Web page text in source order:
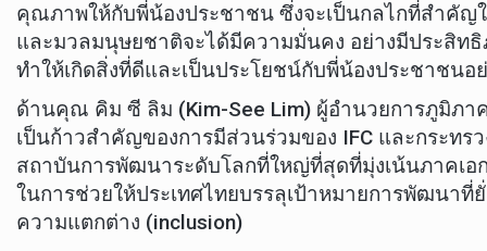
คุณภาพให้กับพี่น้องประชาชน ซึ่งจะเป็นกลไกที่สำคัญ
และมวลมนุษยชาติจะได้มีความมั่นคง อย่างมีประสิทธิ
ทำให้เกิดสิ่งที่ดีและเป็นประโยชน์กับพี่น้องประชาชนอ
ด้านคุณ คิม ซี ลิม (Kim-See Lim) ผู้อำนวยการภูมิภา
เป็นก้าวสำคัญของการมีส่วนร่วมของ IFC และกระทร
สถาบันการพัฒนาระดับโลกที่ใหญ่ที่สุดที่มุ่งเน้นภาคเอ
ในการช่วยให้ประเทศไทยบรรลุเป้าหมายการพัฒนา
ความแตกต่าง (inclusion)